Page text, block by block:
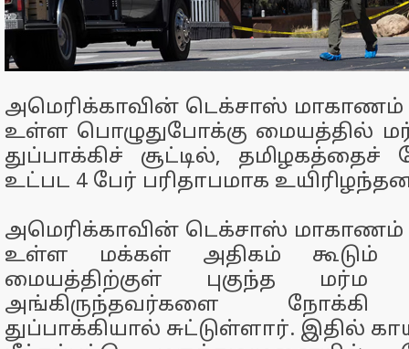
அமெரிக்காவின் டெக்சாஸ் மாகாணம்
உள்ள பொழுதுபோக்கு மையத்தில்
துப்பாக்கிச் சூட்டில்,
உட்பட 4 பேர் பரிதாபமாக
அமெரிக்காவின் டெக்சாஸ் மாகாணம்
உள்ள மக்கள் அதிகம் கூடும்
மையத்திற்குள் புகுந்த மர்ம
அங்கிருந்தவர்களை நோக்கி
துப்பாக்கியால் சுட்டுள்ளார். இதில்